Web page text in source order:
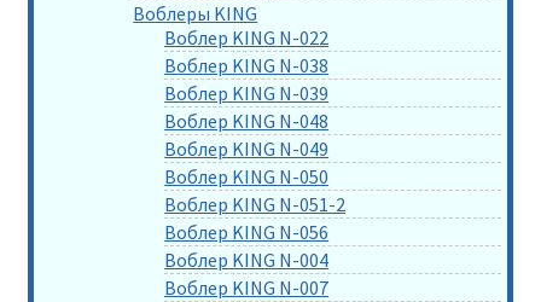
Воблеры KING
Воблер KING N-022
Воблер KING N-038
Воблер KING N-039
Воблер KING N-048
Воблер KING N-049
Воблер KING N-050
Воблер KING N-051-2
Воблер KING N-056
Воблер KING N-004
Воблер KING N-007